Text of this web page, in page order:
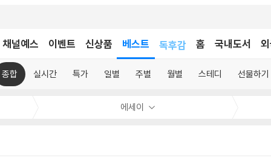
채널예스 이벤트 신상품 베스트
독후감
홈 국내도서
종합 실시간 특가 일별 주별 월별 스테디 선물하기
에세이